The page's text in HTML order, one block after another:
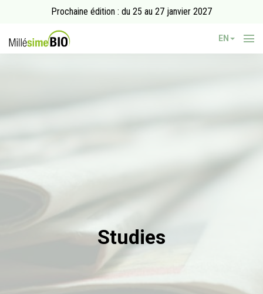
Prochaine édition : du 25 au 27 janvier 2027
EN
Studies